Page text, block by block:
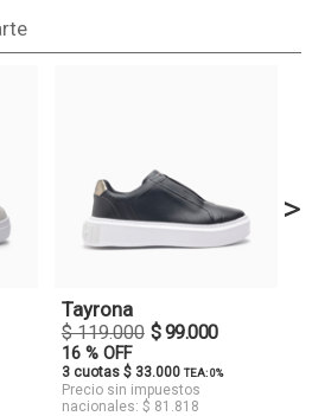
Tayrona
$ 119.000 $ 99.000
16 % OFF
3 cuotas $ 33.000 TEA: 0%
Precio sin impuestos
nacionales: $ 81.818
>